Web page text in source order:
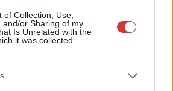
of Collection, Use,
and/or Sharing of my
Is Unrelated with the
it was collected.
lenne a támogatónk,
kattintson
,media,sajto